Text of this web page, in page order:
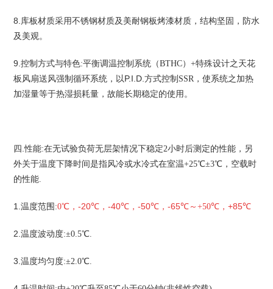
8. 库板材质采用不锈钢材质及美耐钢板烤漆材质，结构坚固，防水
及美观。
9. 控制方式与特色:平衡调温控制系统（BTHC）+特殊设计之天花
板风扇送风强制循环系统， 以P.I.D. 方式控制SSR ，使系统之加热
加湿量等于热湿损耗量，故能长期稳定的使用。
四.性能:在无试验负荷无层架情况下稳定2小时后测定的性能， 另
外关于温度下降时间是指风冷或水冷式在室温+25℃±3℃， 空载时
的性能.
1. 温度范围:0℃，-20℃，-40℃，-50℃，-65℃～+50℃，+85℃
2. 温度波动度:±0.5℃.
3. 温度均匀度:±2.0℃.